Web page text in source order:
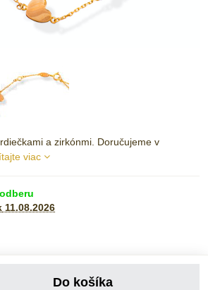
a zirkónmi. Doručujeme v
viac
11.08.2026
Do košíka